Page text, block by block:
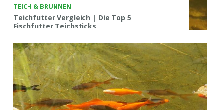
TEICH & BRUNNEN
Teichfutter Vergleich | Die Top 5
Fischfutter Teichsticks